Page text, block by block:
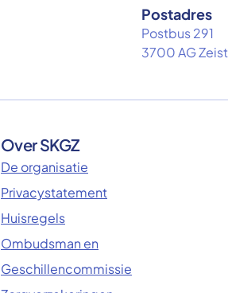
Postadres
Postbus 291
3700 AG Zeist
Over SKGZ
De organisatie
Privacystatement
Huisregels
Ombudsman en
Geschillencommissie